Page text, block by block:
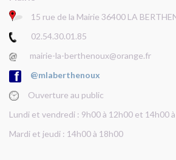
15 rue de la Mairie 36400 LA
02.54.30.01.85
mairie-la-berthenoux@orange.fr
@mlaberthenoux
Ouverture au public
Lundi et vendredi : 9h00 à 12h00 et 14h00
Mardi et jeudi : 14h00 à 18h00